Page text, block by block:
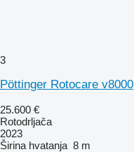
3
Pöttinger Rotocare v8000
25.600 €
Rotodrljača
2023
Širina hvatanja 8 m